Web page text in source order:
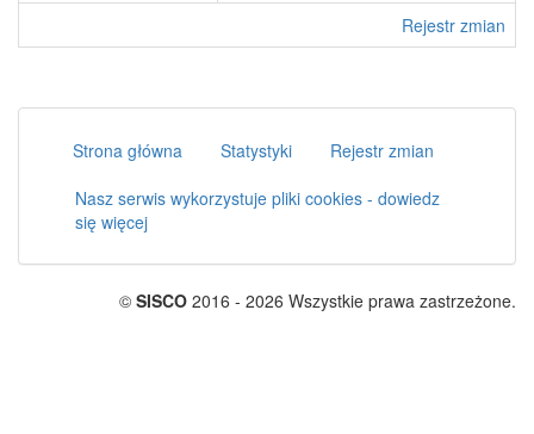
Rejestr zmian
Strona główna Statystyki
Rejestr zmian
Nasz serwis wykorzystuje pliki cookies - dowiedz
się więcej
© SISCO 2016 - 2026 Wszystkie prawa zastrzeżone.